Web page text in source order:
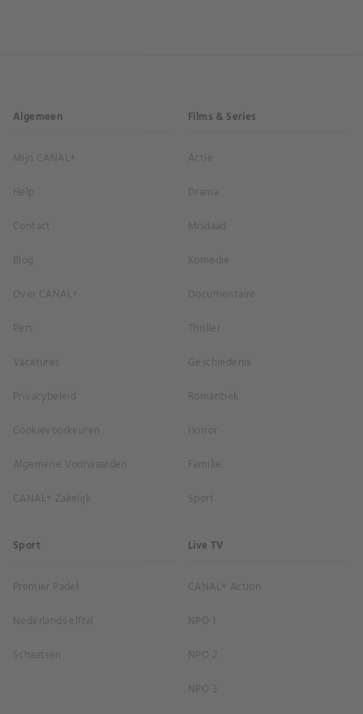
Algemeen
Mijn CANAL+
Help
Contact
Blog
Over CANAL+
Pers
Vacatures
Privacybeleid
Cookievoorkeuren
Algemene Voorwaarden
CANAL+ Zakelijk
Films & Series
Actie
Drama
Misdaad
Komedie
Documentaire
Thriller
Geschiedenis
Romantiek
Horror
Familie
Sport
Sport
Premier Padel
Nederlands elftal
Schaatsen
Live TV
CANAL+ Action
NPO 1
NPO 2
NPO 3